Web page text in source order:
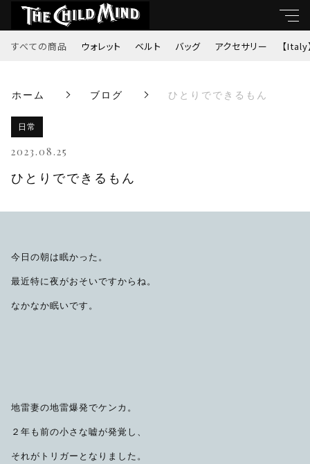
すべての商品 ウォレット ベルト バッグ アクセサリー 【Italy
ホーム ブログ ひとりでできるもん
日常
2023.08.25
ひとりでできるもん
今日の朝は眠かった。
最近特に夜がおそいですからね。
なかなか眠いです。
地雷妻の地雷爆発でケンカ。
２年も前の小さな嘘が発覚し、
それがトリガーとなりました。
すべて
バッグ
【Italy】
アパレル・ステッカー
子カテゴリ
並び順